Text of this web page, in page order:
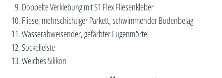
Doppelte Verklebung mit S1 Flex Fliesenkleber
Fliese, mehrschichtiger Parkett, schwimmender Bodenbelag
Wasserabweisender, gefärbter Fugenmörtel
Sockelleiste
Weiches Silikon